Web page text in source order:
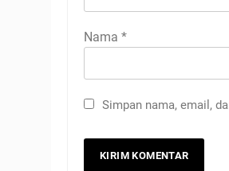
Nama *
Simpan nama, email,